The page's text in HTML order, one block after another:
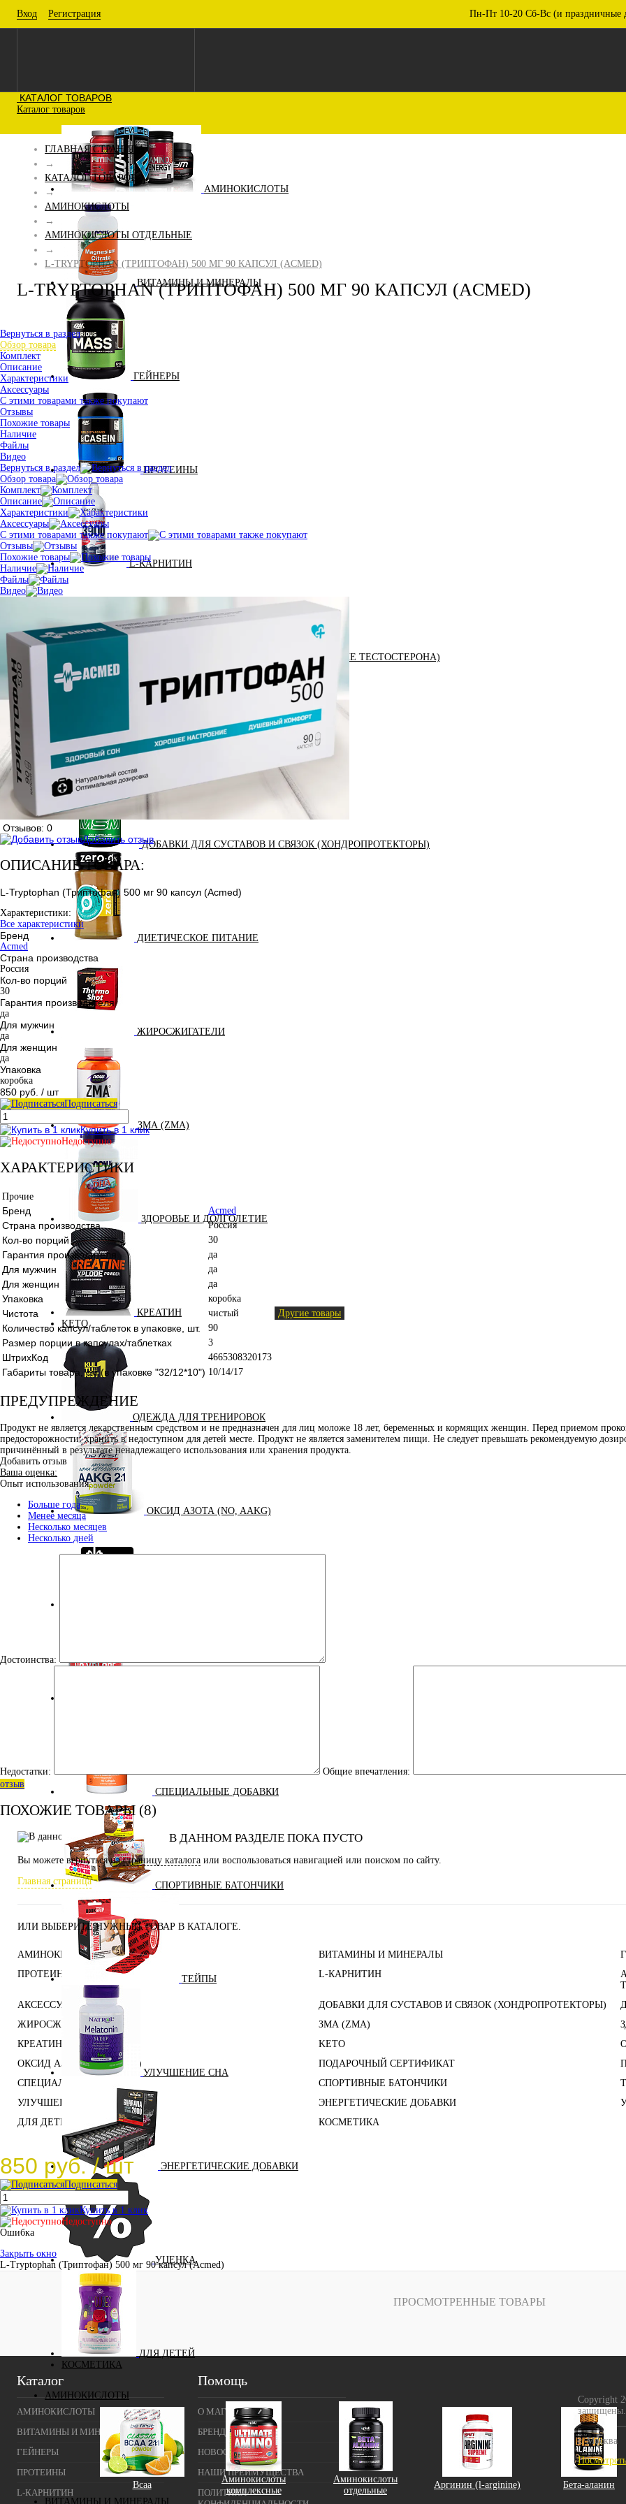
Вход Регистрация Пн-Пт 10-20 Сб-Вс (и праздничные
КАТАЛОГ ТОВАРОВ
Каталог товаров
АМИНОКИСЛОТЫ
ВИТАМИНЫ И МИНЕРАЛЫ
ГЕЙНЕРЫ
ПРОТЕИНЫ
L-КАРНИТИН
АНАБОЛИЧЕСКИЕ КОМПЛЕКСЫ(ПОВЫШЕНИЕ ТЕСТОСТЕРОНА)
АКСЕССУАРЫ
ДОБАВКИ ДЛЯ СУСТАВОВ И СВЯЗОК (ХОНДРОПРОТЕКТОРЫ)
ДИЕТИЧЕСКОЕ ПИТАНИЕ
ЖИРОСЖИГАТЕЛИ
ЗМА (ZMA)
ЗДОРОВЬЕ И ДОЛГОЛЕТИЕ
КРЕАТИН
KETO
ОДЕЖДА ДЛЯ ТРЕНИРОВОК
ОКСИД АЗОТА (NO, AAKG)
СПЕЦИАЛЬНЫЕ ДОБАВКИ
СПОРТИВНЫЕ БАТОНЧИКИ
ТЕЙПЫ
УЛУЧШЕНИЕ СНА
ЭНЕРГЕТИЧЕСКИЕ ДОБАВКИ
УЦЕНКА
ДЛЯ ДЕТЕЙ
КОСМЕТИКА
АМИНОКИСЛОТЫ
Bcaa
Аминокислоты
комплексные
Аминокислоты
отдельные
Аргинин (l-arginine) Бета-аланин
ВИТАМИНЫ И МИНЕРАЛЫ
ГЛАВНАЯ СТРАНИЦА
→
КАТАЛОГ ТОВАРОВ
→
АМИНОКИСЛОТЫ
→
АМИНОКИСЛОТЫ ОТДЕЛЬНЫЕ
→
L-TRYPTOPHAN (ТРИПТОФАН) 500 МГ 90 КАПСУЛ (ACMED)
L-TRYPTOPHAN (ТРИПТОФАН) 500 МГ 90 КАПСУЛ (ACMED)
Вернуться в раздел
Обзор товара
Комплект
Описание
Характеристики
Аксессуары
С этими товарами также покупают
Отзывы
Похожие товары
Наличие
Файлы
Видео
Вернуться в раздел
Обзор товара
Комплект
Описание
Характеристики
Аксессуары
С этими товарами также покупают
Отзывы
Похожие товары
Наличие
Файлы
Видео
Отзывов: 0
Добавить отзыв
ОПИСАНИЕ ТОВАРА:
L-Tryptophan (Триптофан) 500 мг 90 капсул (Acmed)
Характеристики:
Все характеристики
Бренд
Acmed
Страна производства
Россия
Кол-во порций
30
Гарантия производителя
да
Для мужчин
да
Для женщин
да
Упаковка
коробка
850 руб. / шт
Подписаться
Купить в 1 клик
Недоступно
ХАРАКТЕРИСТИКИ
Прочие
Бренд Acmed
Страна производства Россия
Кол-во порций 30
Гарантия производителя да
Для мужчин да
Для женщин да
Упаковка коробка
Чистота чистый Другие товары
Количество капсул/таблеток в упаковке, шт. 90
Размер порции в капсулах/таблетках 3
ШтрихКод 4665308320173
Габариты товара, см (в упаковке "32/12*10") 10/14/17
ПРЕДУПРЕЖДЕНИЕ
Продукт не является лекарственным средством и не предназначен для лиц моложе 18 лет, беременных и кормящих женщин. Перед приемом
предосторожности: хранить в недоступном для детей месте. Продукт не является заменителем пищи. Не следует превышать рекомендуемую
причинённый в результате ненадлежащего использования или хранения продукта.
Добавить отзыв
Ваша оценка:
Опыт использования:
Больше года
Менее месяца
Несколько месяцев
Несколько дней
Достоинства:
Недостатки: Общие впечатления:
отзыв
ПОХОЖИЕ ТОВАРЫ (8)
В ДАННОМ РАЗДЕЛЕ ПОКА ПУСТО
Вы можете вернуться настраницу каталога или воспользоваться навигацией или поиском по сайту.
Главная страница
ИЛИ ВЫБЕРИТЕ НУЖНЫЙ ТОВАР В КАТАЛОГЕ.
АМИНОКИСЛОТЫ ВИТАМИНЫ И МИНЕРАЛЫ
ПРОТЕИНЫ
L-КАРНИТИН
АКСЕССУАРЫ
ДОБАВКИ ДЛЯ СУСТАВОВ И СВЯЗОК (ХОНДРОПРОТЕКТОРЫ)
ЖИРОСЖИГАТЕЛИ
ЗМА (ZMA)
КРЕАТИН
KETO
ОКСИД АЗОТА (NO, AAKG)
ПОДАРОЧНЫЙ СЕРТИФИКАТ
СПЕЦИАЛЬНЫЕ ДОБАВКИ
СПОРТИВНЫЕ БАТОНЧИКИ
УЛУЧШЕНИЕ СНА
ЭНЕРГЕТИЧЕСКИЕ ДОБАВКИ
ДЛЯ ДЕТЕЙ
КОСМЕТИКА
850 руб. / шт
Подписаться
Купить в 1 клик
Недоступно
Ошибка
Закрыть окно
L-Tryptophan (Триптофан) 500 мг 90 капсул (Acmed)
ПРОСМОТРЕННЫЕ ТОВАРЫ
Каталог
АМИНОКИСЛОТЫ
ВИТАМИНЫ И МИНЕРАЛЫ
ГЕЙНЕРЫ
ПРОТЕИНЫ
L-КАРНИТИН
Помощь
О МАГАЗИНЕ
БРЕНДЫ
НОВОСТИ
НАШИ ПРЕИМУЩЕСТВА
ПОЛИТИКА
Copyright
защищены.
г. Москва